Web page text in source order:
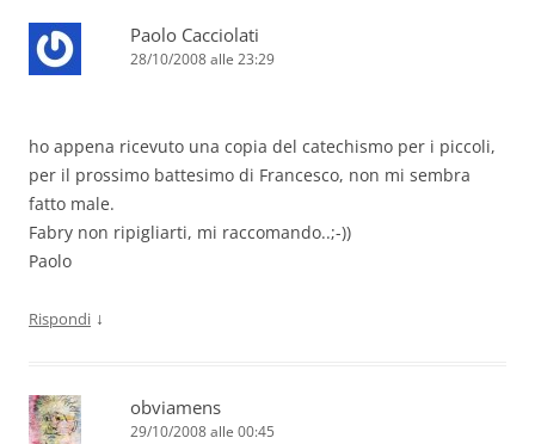
Paolo Cacciolati
28/10/2008 alle 23:29
ho appena ricevuto una copia del catechismo per i piccoli,
per il prossimo battesimo di Francesco, non mi sembra
fatto male.
Fabry non ripigliarti, mi raccomando..;-))
Paolo
Rispondi ↓
obviamens
29/10/2008 alle 00:45